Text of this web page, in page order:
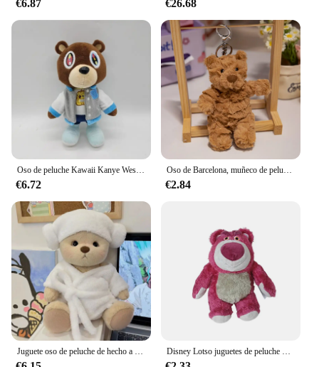
€6.87 €26.68
€6.72 €2.84